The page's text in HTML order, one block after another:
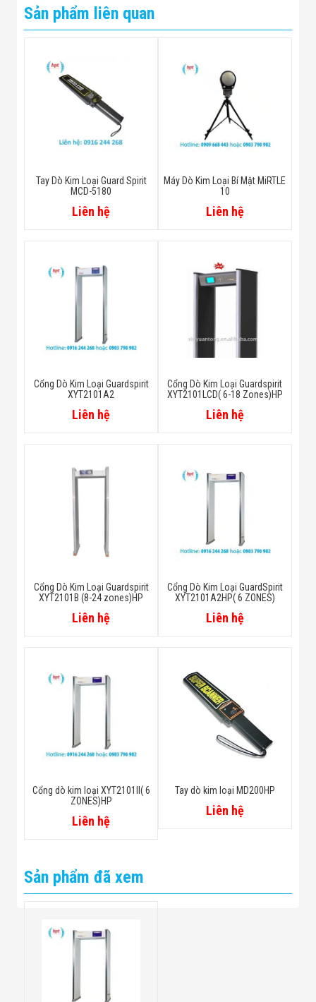
Sản phẩm liên quan
Tay Dò Kim Loại Guard Spirit
MCD-5180
Liên hệ
Máy Dò Kim Loại Bí Mật MiRTLE
10
Liên hệ
Cổng Dò Kim Loại Guardspirit
XYT2101A2
Liên hệ
Cổng Dò Kim Loại Guardspirit
XYT2101LCD( 6-18 Zones)HP
Liên hệ
Cổng Dò Kim Loại Guardspirit
XYT2101B (8-24 zones)HP
Liên hệ
Cổng Dò Kim Loại GuardSpirit
XYT2101A2HP( 6 ZONES)
Liên hệ
Cổng dò kim loại XYT2101II( 6
ZONES)HP
Liên hệ
Tay dò kim loại MD200HP
Liên hệ
Sản phẩm đã xem